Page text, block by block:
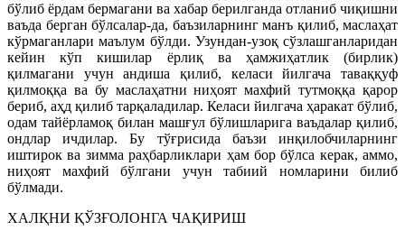
бўлиб ёрдам бермагани ва хабар берилганда отланиб чиқишни
ваъда берган бўлсалар-да, баъзиларнинг манъ қилиб, маслаҳат
кўрмаганлари маълум бўлди. Узундан-узоқ сўзлашганларидан
кейин кўп кишилар ёрлиқ ва ҳамжиҳатлик (бирлик)
қилмагани учун андиша қилиб, келаси йилгача таваққуф
қилмоққа ва бу маслаҳатни ниҳоят махфий тутмоққа қарор
бериб, аҳд қилиб тарқаладилар. Келаси йилгача ҳаракат бўлиб,
одам тайёрламоқ билан машғул бўлишларига ваъдалар қилиб,
ондлар ичдилар. Бу тўғрисида баъзи инқилобчиларнинг
иштирок ва зимма раҳбарликлари ҳам бор бўлса керак, аммо,
ниҳоят махфий бўлгани учун табиий номларини билиб
бўлмади.
ХАЛҚНИ ҚЎЗҒОЛОНГА ЧАҚИРИШ